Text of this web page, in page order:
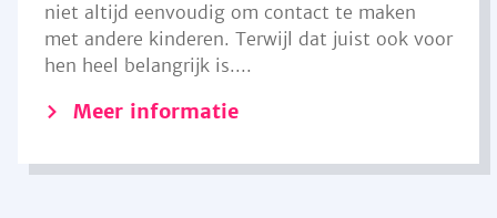
niet altijd eenvoudig om contact te maken
met andere kinderen. Terwijl dat juist ook voor
hen heel belangrijk is....
Meer informatie